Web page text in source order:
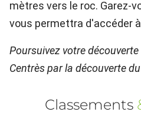
mètres vers le roc. Garez-
vous permettra d'accéder
Poursuivez votre
Centrès par la découverte
Classements